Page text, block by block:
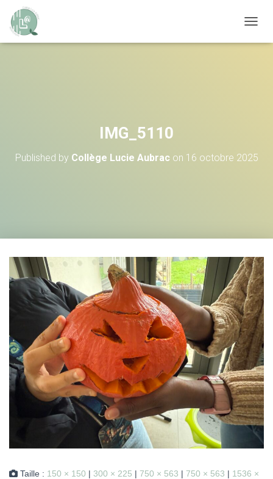
IMG_5110
Published by Collège Lucie Aubracon 16 octobre 2025
Taille : 150 × 150 | 300 × 225 | 750 × 563 | 750 × 563 | 1536 ×